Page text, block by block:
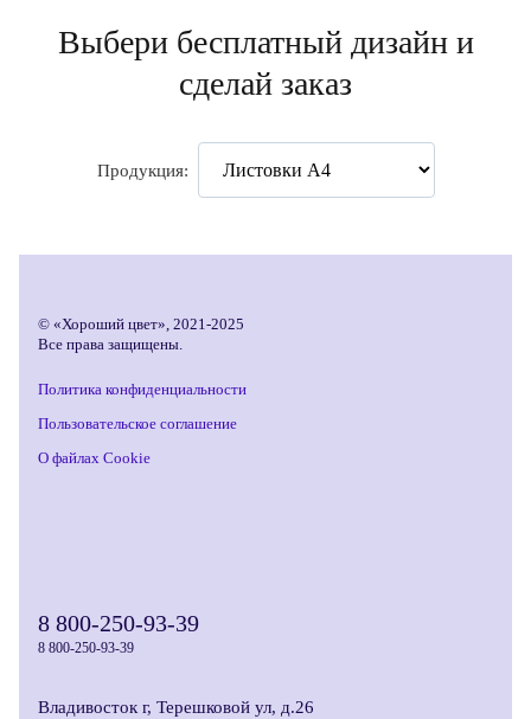
Выбери бесплатный дизайн и
сделай заказ
Продукция:
© «Хороший цвет», 2021-2025
Все права защищены.
Политика конфиденциальности
Пользовательское соглашение
О файлах Cookie
8 800-250-93-39
8 800-250-93-39
Владивосток г, Терешковой ул, д.26